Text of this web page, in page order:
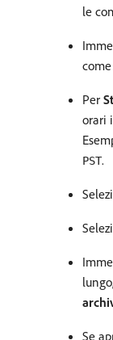
le
Per
orari
PST.
Se